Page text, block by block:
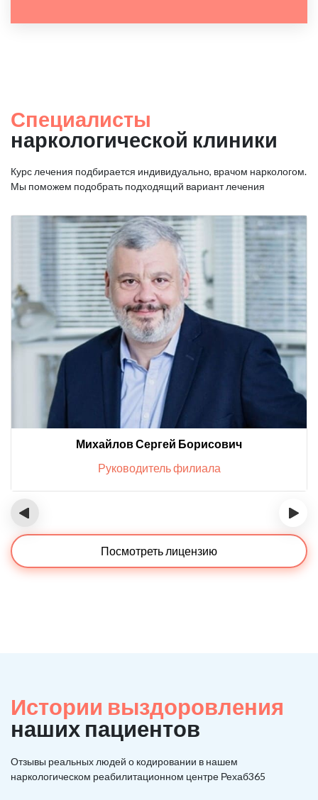
Специалисты
наркологической клиники
Курс лечения подбирается индивидуально, врачом наркологом.
Мы поможем подобрать подходящий вариант лечения
Михайлов Сергей Борисович
Руководитель филиала
‹ ›
Посмотреть лицензию
Истории выздоровления
наших пациентов
Отзывы реальных людей о кодировании в нашем
наркологическом реабилитационном центре Рехаб365